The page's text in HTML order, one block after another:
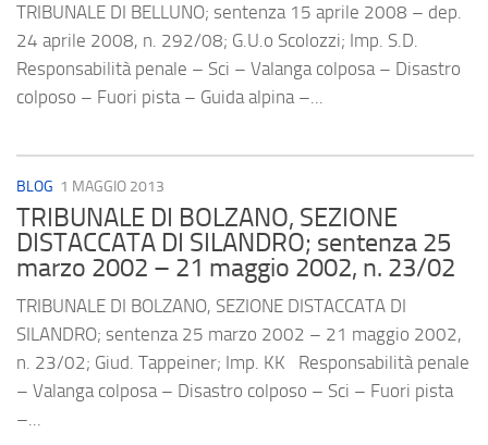
TRIBUNALE DI BELLUNO; sentenza 15 aprile 2008 – dep.
24 aprile 2008, n. 292/08; G.U.o Scolozzi; Imp. S.D.
Responsabilità penale – Sci – Valanga colposa – Disastro
colposo – Fuori pista – Guida alpina –...
BLOG 1 MAGGIO 2013
TRIBUNALE DI BOLZANO, SEZIONE
DISTACCATA DI SILANDRO; sentenza 25
marzo 2002 – 21 maggio 2002, n. 23/02
TRIBUNALE DI BOLZANO, SEZIONE DISTACCATA DI
SILANDRO; sentenza 25 marzo 2002 – 21 maggio 2002,
n. 23/02; Giud. Tappeiner; Imp. KK Responsabilità penale
– Valanga colposa – Disastro colposo – Sci – Fuori pista
–...